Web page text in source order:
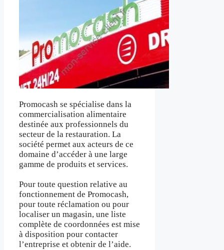
Promocash se spécialise dans la
commercialisation alimentaire
destinée aux professionnels du
secteur de la restauration. La
société permet aux acteurs de ce
domaine d’accéder à une large
gamme de produits et services.
Pour toute question relative au
fonctionnement de Promocash,
pour toute réclamation ou pour
localiser un magasin, une liste
complète de coordonnées est mise
à disposition pour contacter
l’entreprise et obtenir de l’aide.